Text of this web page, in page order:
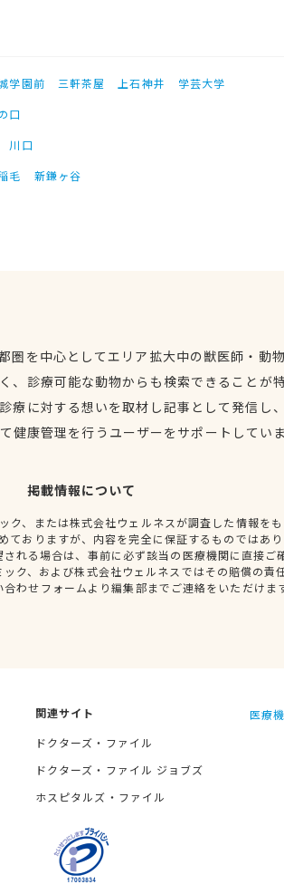
学園前 三軒茶屋 上石神井
学芸大学
口
川口
毛 新鎌ヶ谷
圏を中心としてエリア拡大中の獣医師・動
、診療可能な動物からも検索できることが
療に対する想いを取材し記事として発信し
健康管理を行うユーザーをサポートしてい
掲載情報について
ク、または株式会社ウェルネスが調査した情報を
ておりますが、内容を完全に保証するものではあ
れる場合は、事前に必ず該当の医療機関に直接ご
ク、および株式会社ウェルネスではその賠償の責
わせフォームより編集部までご連絡をいただけま
関連サイト
ドクターズ・ファイル
ドクターズ・ファイル ジョブズ
ホスピタルズ・ファイル
医療